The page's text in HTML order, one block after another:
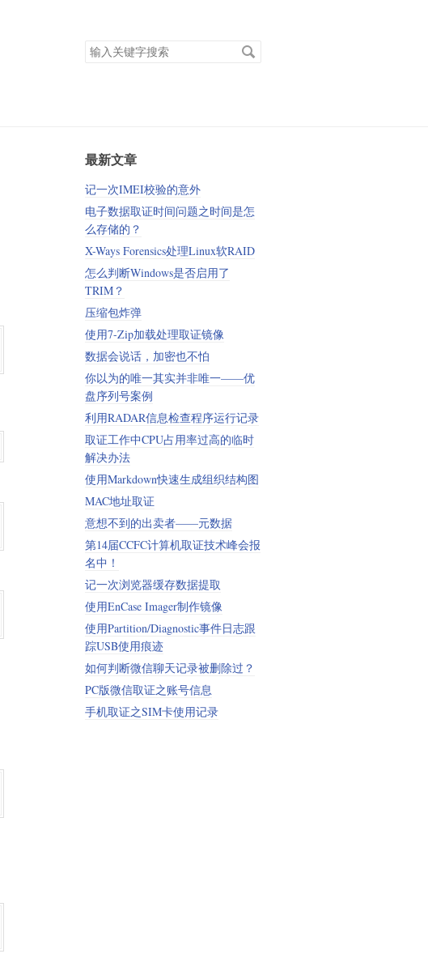
搜
索
最新文章
记一次IMEI校验的意外
电子数据取证时间问题之时间是怎
么存储的？
X-Ways Forensics处理Linux软RAID
怎么判断Windows是否启用了
TRIM？
压缩包炸弹
使用7-Zip加载处理取证镜像
数据会说话，加密也不怕
你以为的唯一其实并非唯一——优
盘序列号案例
利用RADAR信息检查程序运行记录
取证工作中CPU占用率过高的临时
解决办法
使用Markdown快速生成组织结构图
MAC地址取证
意想不到的出卖者——元数据
​第14届CCFC计算机取证技术峰会报
名中！
记一次浏览器缓存数据提取
使用EnCase Imager制作镜像
使用Partition/Diagnostic事件日志跟
踪USB使用痕迹
如何判断微信聊天记录被删除过？
PC版微信取证之账号信息
手机取证之SIM卡使用记录